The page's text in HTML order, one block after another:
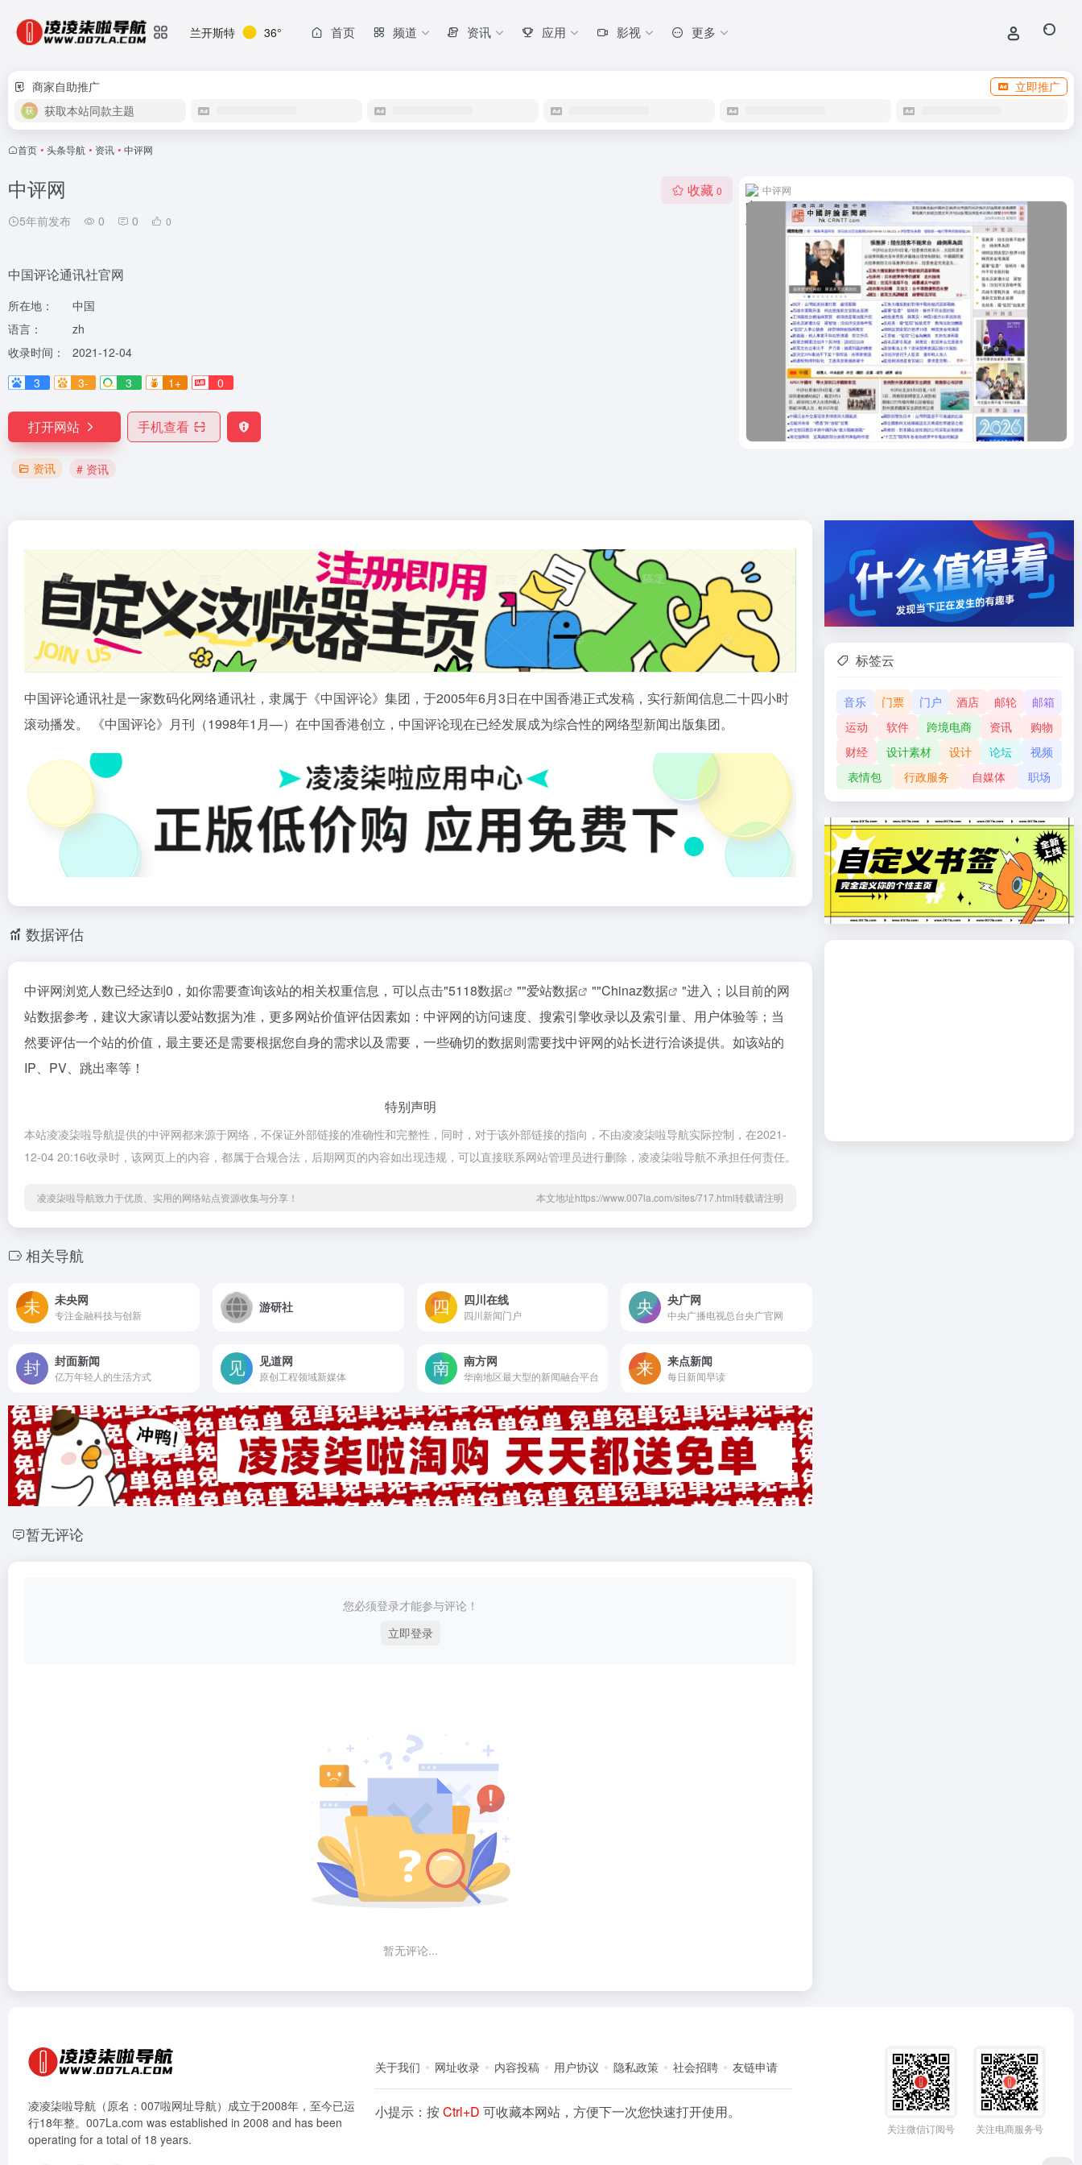
兰开斯特 36° 首页 频道 资讯 应用 影视 更多
商家自助推广
立即推广
获取本站同款主题
首页 • 头条导航 • 资讯 • 中评网
中评网
5年前发布 0 0 0
收藏 0
中国评论通讯社官网
所在地：
中国
语言：
zh
收录时间：
2021-12-04
3
3- 3 1+ 0
打开网站 手机查看
资讯 # 资讯
中评网
中国评论通讯社是一家数码化网络通讯社，隶属于《中国评论》集团，于2005年6月3日在中国香港正式发稿，实行新闻信息二十四小时
滚动播发。 《中国评论》月刊（1998年1月—）在中国香港创立，中国评论现在已经发展成为综合性的网络型新闻出版集团。
数据评估
中评网浏览人数已经达到0，如你需要查询该站的相关权重信息，可以点击"5118数据 ""爱站数据 ""Chinaz数据
"进入；以目前的网
站数据参考，建议大家请以爱站数据为准，更多网站价值评估因素如：中评网的访问速度、搜索引擎收录以及索引量、用户体验等；当
然要评估一个站的价值，最主要还是需要根据您自身的需求以及需要，一些确切的数据则需要找中评网的站长进行洽谈提供。如该站的
IP、PV、跳出率等！
特别声明
本站凌凌柒啦导航提供的中评网都来源于网络，不保证外部链接的准确性和完整性，同时，对于该外部链接的指向，不由凌凌柒啦导航实际控制，在2021-
12-04 20:16收录时，该网页上的内容，都属于合规合法，后期网页的内容如出现违规，可以直接联系网站管理员进行删除，凌凌柒啦导航不承担任何责任。
凌凌柒啦导航致力于优质、实用的网络站点资源收集与分享！ 本文地址https://www.007la.com/sites/717.html转载请注明
相关导航
未央网
专注金融科技与创新
游研社 四川在线
四川新闻门户
央广网
中央广播电视总台央广官网
封面新闻
亿万年轻人的生活方式
见道网
原创工程领域新媒体
南方网
华南地区最大型的新闻融合平台
来点新闻
每日新闻早读
暂无评论
您必须登录才能参与评论！
立即登录
暂无评论...
标签云
音乐 门票 门户 酒店 邮轮
邮箱
运动
软件 跨境电商 资讯
购物
财经
设计素材 设计 论坛
视频
表情包
行政服务 自媒体 职场
凌凌柒啦导航（原名：007啦网址导航）成立于2008年，至今已运
行18年整。007La.com was established in 2008 and has been
operating for a total of 18 years.
关于我们 网址收录 内容投稿 用户协议 隐私政策 社会招聘 友链申请
小提示：按Ctrl+D可收藏本网站，方便下一次您快速打开使用。
关注微信订阅号 关注电商服务号